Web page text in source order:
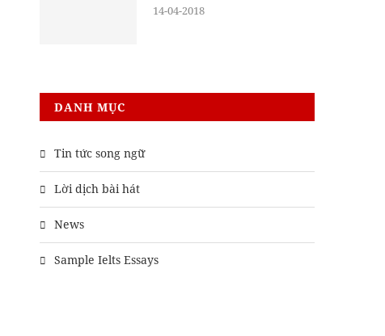
14-04-2018
DANH MỤC
Tin tức song ngữ
Lời dịch bài hát
News
Sample Ielts Essays